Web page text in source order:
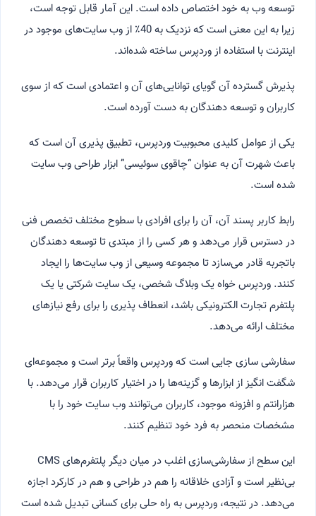
توسعه وب به خود اختصاص داده است. این آمار قابل توجه است،
زیرا به این معنی است که نزدیک به 40٪ از وب سایت‌های موجود در
اینترنت با استفاده از وردپرس ساخته شده‌اند.
پذیرش گسترده آن گویای توانایی‌های آن و اعتمادی است که از سوی
کاربران و توسعه دهندگان به دست آورده است.
یکی از عوامل کلیدی محبوبیت وردپرس، تطبیق پذیری آن است که
باعث شهرت آن به عنوان “چاقوی سوئیسی” ابزار طراحی وب سایت
شده است.
رابط کاربر پسند آن، آن را برای افرادی با سطوح مختلف تخصص فنی
در دسترس قرار می‌دهد و هر کسی را از مبتدی تا توسعه دهندگان
باتجربه قادر می‌سازد تا مجموعه وسیعی از وب سایت‌ها را ایجاد
کنند. وردپرس خواه یک وبلاگ شخصی، یک سایت شرکتی یا یک
پلتفرم تجارت الکترونیکی باشد، انعطاف پذیری را برای رفع نیازهای
مختلف ارائه می‌دهد.
سفارشی سازی جایی است که وردپرس واقعاً برتر است و مجموعه‌ای
شگفت انگیز از ابزارها و گزینه‌ها را در اختیار کاربران قرار می‌دهد. با
هزارانتم و افزونه موجود، کاربران می‌توانند وب سایت خود را با
مشخصات منحصر به فرد خود تنظیم کنند.
این سطح از سفارشی‌سازی اغلب در میان دیگر پلتفرم‌های CMS
بی‌نظیر است و آزادی خلاقانه را هم در طراحی و هم در کارکرد اجازه
می‌دهد. در نتیجه، وردپرس به راه حلی برای کسانی تبدیل شده است